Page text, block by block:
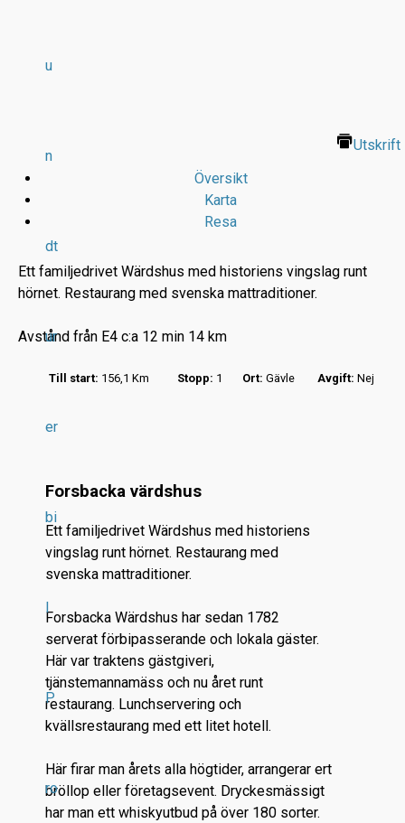
u
n
dt
ur
er
bi
l
P
ro
Utskrift
Översikt
Karta
Resa
Ett familjedrivet Wärdshus med historiens vingslag runt
hörnet. Restaurang med svenska mattraditioner.
Avstånd från E4 c:a 12 min 14 km
Till start: 156,1 Km Stopp: 1 Ort: Gävle Avgift: Nej
Forsbacka värdshus
Ett familjedrivet Wärdshus med historiens
vingslag runt hörnet. Restaurang med
svenska mattraditioner.
Forsbacka Wärdshus har sedan 1782
serverat förbipasserande och lokala gäster.
Här var traktens gästgiveri,
tjänstemannamäss och nu året runt
restaurang. Lunchservering och
kvällsrestaurang med ett litet hotell.
Här firar man årets alla högtider, arrangerar ert
bröllop eller företagsevent. Dryckesmässigt
har man ett whiskyutbud på över 180 sorter.